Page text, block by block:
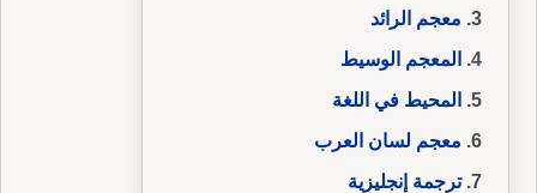
معجم الرائد
المعجم الوسيط
المحيط في اللغة
معجم لسان العرب
ترجمة إنجليزية